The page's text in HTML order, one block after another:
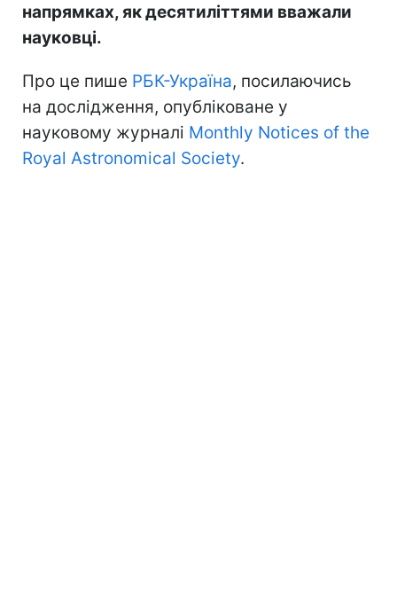
напрямках, як десятиліттями вважали
науковці.
Про це пише РБК-Україна, посилаючись
на дослідження, опубліковане у
науковому журналі Monthly Notices of the
Royal Astronomical Society.